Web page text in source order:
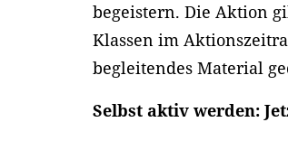
begeistern. Die Aktion
Klassen im
begleitendes Material
Selbst aktiv werden: